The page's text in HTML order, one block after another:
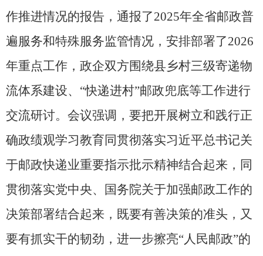
作推进情况的报告，通报了2025年全省邮政普
遍服务和特殊服务监管情况，安排部署了2026
年重点工作，政企双方围绕县乡村三级寄递物
流体系建设、“快递进村”邮政兜底等工作进行
交流研讨。会议强调，要把开展树立和践行正
确政绩观学习教育同贯彻落实习近平总书记关
于邮政快递业重要指示批示精神结合起来，同
贯彻落实党中央、国务院关于加强邮政工作的
决策部署结合起来，既要有善决策的准头，又
要有抓实干的韧劲，进一步擦亮“人民邮政”的